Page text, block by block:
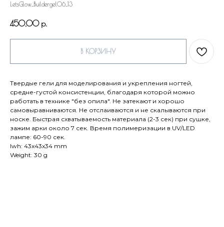
LetsGlow_Buildergel06_13
450,00 р.
В КОРЗИНУ
Твердые гели для моделирования и укрепления ногтей,
средне-густой консистенции, благодаря которой можно
работать в технике "без опила". Не затекают и хорошо
самовыравниваются. Не отслаиваются и не скалываются при
носке. Быстрая схватываемость материала (2-3 сек) при сушке,
зажим арки около 7 сек. Время полимеризации в UV/LED
лампе: 60-90 сек.
lwh: 43x43x34 mm
Weight: 30 g